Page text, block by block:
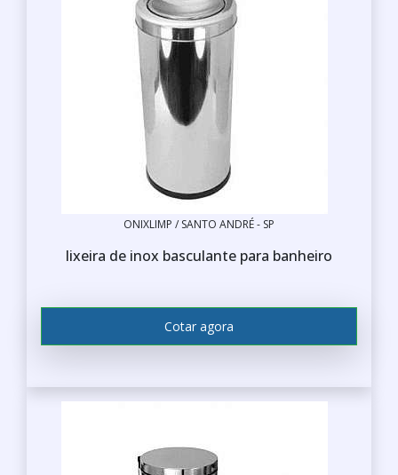
ONIXLIMP / SANTO ANDRÉ - SP
lixeira de inox basculante para banheiro
Cotar agora